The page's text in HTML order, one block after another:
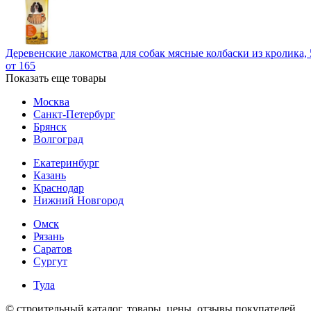
Деревенские лакомства для собак мясные колбаски из кролика,
от 165
Показать еще товары
Москва
Санкт-Петербург
Брянск
Волгоград
Екатеринбург
Казань
Краснодар
Нижний Новгород
Омск
Рязань
Саратов
Сургут
Тула
© строительный каталог, товары, цены, отзывы покупателей